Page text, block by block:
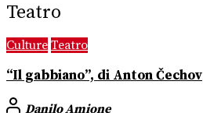
Teatro
Culture Teatro
“Il gabbiano”, di Anton Čechov
Danilo Amione